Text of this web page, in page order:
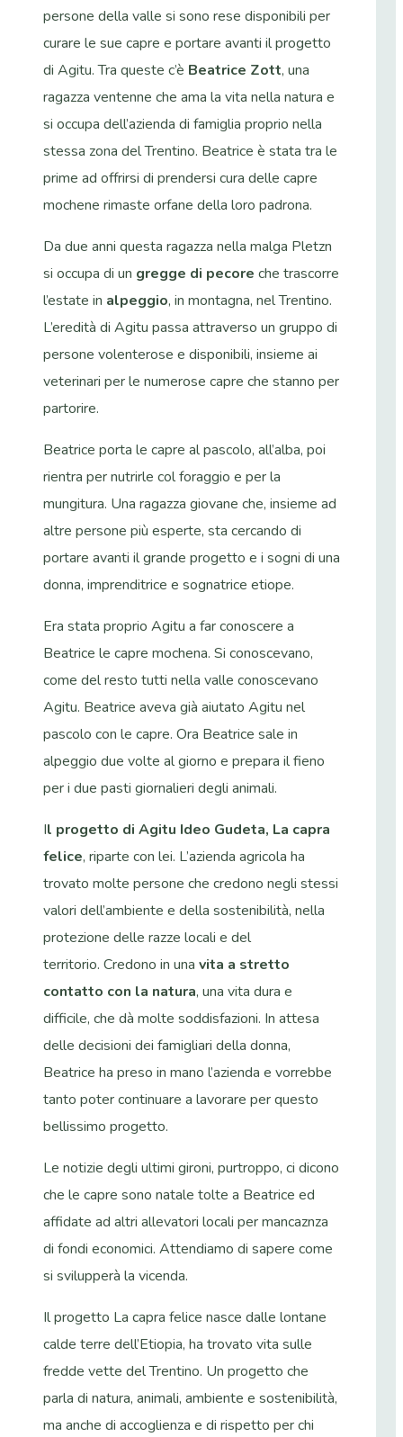
persone della valle si sono rese disponibili per
curare le sue capre e portare avanti il progetto
di Agitu. Tra queste c’è Beatrice Zott, una
ragazza ventenne che ama la vita nella natura e
si occupa dell’azienda di famiglia proprio nella
stessa zona del Trentino. Beatrice è stata tra le
prime ad offrirsi di prendersi cura delle capre
mochene rimaste orfane della loro padrona.
Da due anni questa ragazza nella malga Pletzn
si occupa di un gregge di pecore che trascorre
l’estate in alpeggio, in montagna, nel Trentino.
L’eredità di Agitu passa attraverso un gruppo di
persone volenterose e disponibili, insieme ai
veterinari per le numerose capre che stanno per
partorire.
Beatrice porta le capre al pascolo, all’alba, poi
rientra per nutrirle col foraggio e per la
mungitura. Una ragazza giovane che, insieme ad
altre persone più esperte, sta cercando di
portare avanti il grande progetto e i sogni di una
donna, imprenditrice e sognatrice etiope.
Era stata proprio Agitu a far conoscere a
Beatrice le capre mochena. Si conoscevano,
come del resto tutti nella valle conoscevano
Agitu. Beatrice aveva già aiutato Agitu nel
pascolo con le capre. Ora Beatrice sale in
alpeggio due volte al giorno e prepara il fieno
per i due pasti giornalieri degli animali.
Il progetto di Agitu Ideo Gudeta, La capra
felice, riparte con lei. L’azienda agricola ha
trovato molte persone che credono negli stessi
valori dell’ambiente e della sostenibilità, nella
protezione delle razze locali e del
territorio. Credono in una vita a stretto
contatto con la natura, una vita dura e
difficile, che dà molte soddisfazioni. In attesa
delle decisioni dei famigliari della donna,
Beatrice ha preso in mano l’azienda e vorrebbe
tanto poter continuare a lavorare per questo
bellissimo progetto.
Le notizie degli ultimi gironi, purtroppo, ci dicono
che le capre sono natale tolte a Beatrice ed
affidate ad altri allevatori locali per mancaznza
di fondi economici. Attendiamo di sapere come
si svilupperà la vicenda.
Il progetto La capra felice nasce dalle lontane
calde terre dell’Etiopia, ha trovato vita sulle
fredde vette del Trentino. Un progetto che
parla di natura, animali, ambiente e sostenibilità,
ma anche di accoglienza e di rispetto per chi